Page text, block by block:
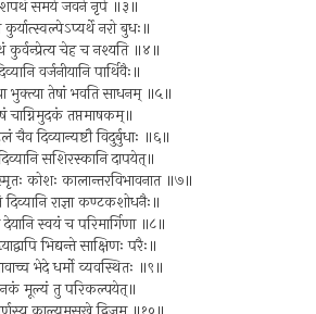
शपथं समये जवने नृपे ॥३॥
नरो बुधः॥
कुर्वन्प्रेत्य चेह च नश्यति ॥४॥
वर्जनीयानि पार्थिवैः॥
भुक्त्या तेषां भवति साधनम् ॥५॥
चाग्निमुदकं तप्तमाषकम्॥
दिव्यान्यष्टौ विदुर्बुधाः ॥६॥
सशिरस्कानि दापयेत्॥
कोशः कालान्तरविभावनात ॥७॥
राज्ञा कण्टकशोधनैः॥
देयानि स्वयं च परिमार्गिणा ॥८॥
भिद्यन्ते साक्षिणः परैः॥
भेदे धर्मो व्यवस्थितः ॥९॥
मूल्यं तु परिकल्पयेत्॥